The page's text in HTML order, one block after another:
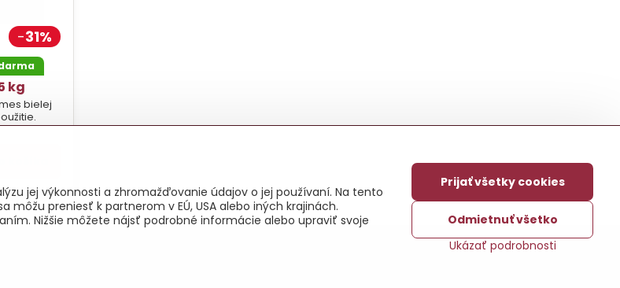
31%
kg
bielej
jej výkonnosti a zhromažďovanie údajov o jej používaní. Na tento
preniesť k partnerom v EÚ, USA alebo iných krajinách.
Nižšie môžete nájsť podrobné informácie alebo upraviť svoje
Ukázať podrobnosti
Prijať všetky cookies
Odmietnuť všetko